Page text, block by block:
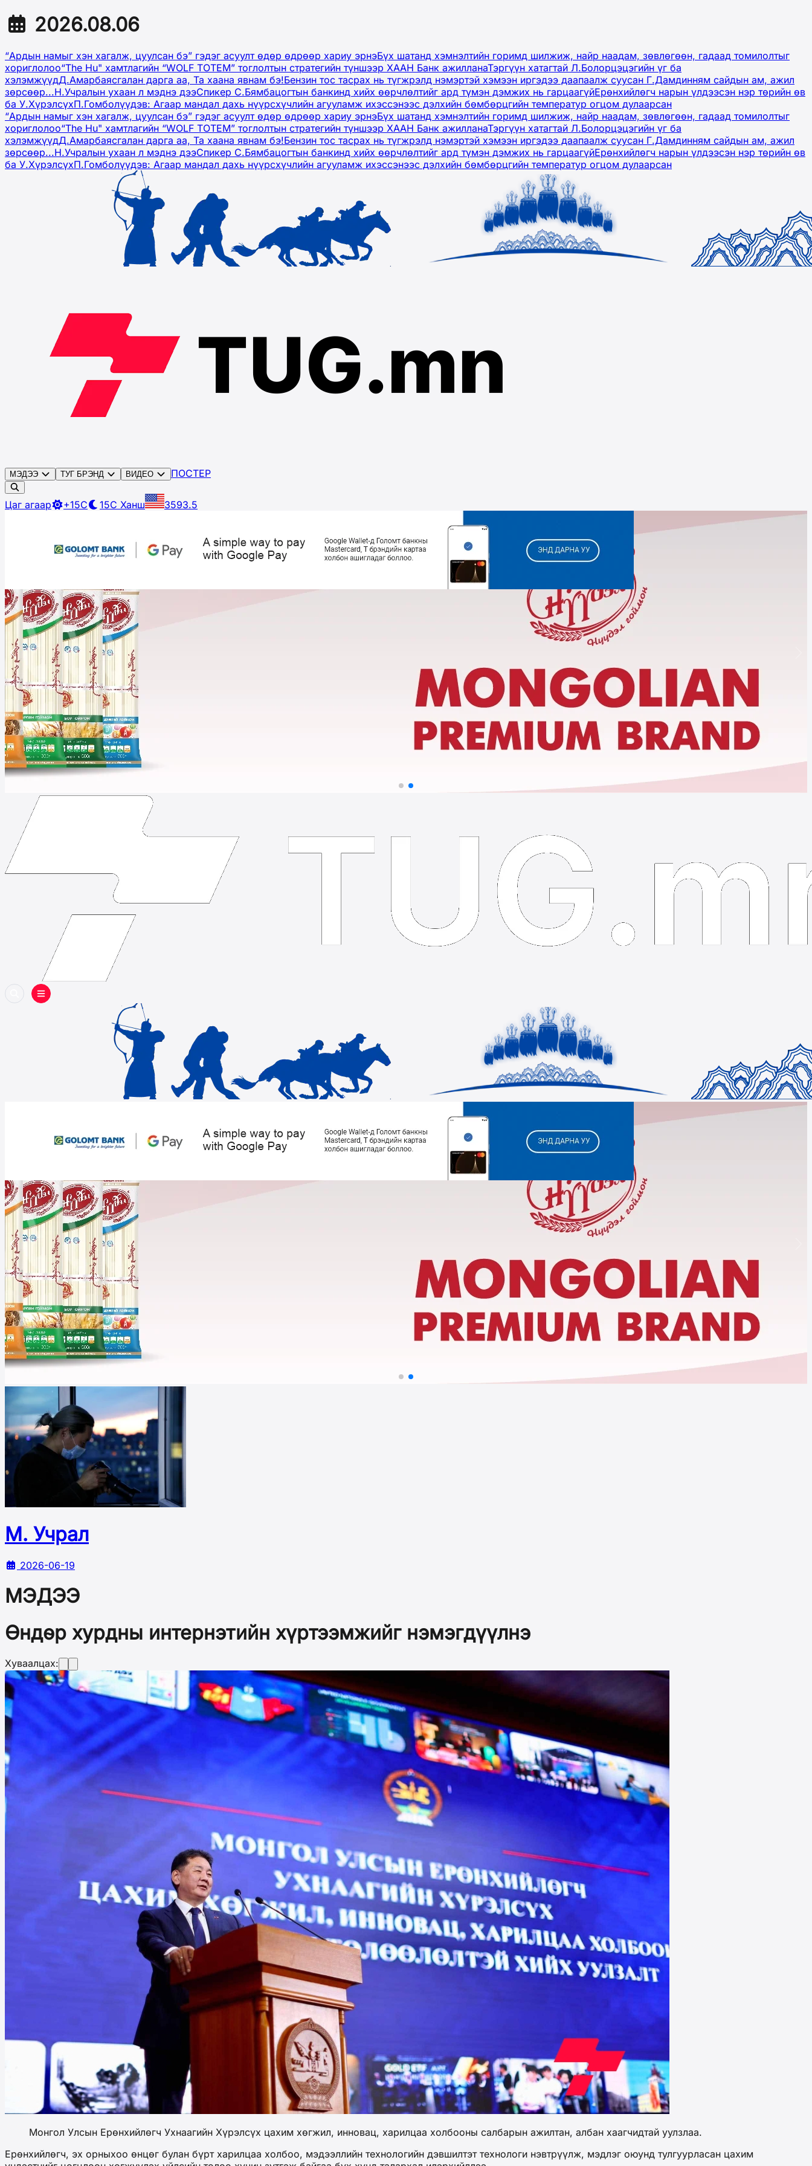
2026.08.06
“Ардын намыг хэн хагалж, цуулсан бэ” гэдэг асуулт өдөр өдрөөр хариу эрнэБүх шатанд хэмнэлтийн горимд шилжиж, найр наадам, зөвлөгөөн, гадаад томилолтыг
хориглолоо“The Hu" хамтлагийн “WOLF TOTEM” тоглолтын стратегийн түншээр ХААН Банк ажилланаТэргүүн хатагтай Л.Болорцэцэгийн үг ба
хэлэмжүүдД.Амарбаясгалан дарга аа, Та хаана явнам бэ!Бензин тос тасрах нь түгжрэлд нэмэртэй хэмээн иргэдээ даапаалж суусан Г.Дамдинням сайдын ам, ажил
зөрсөөр...Н.Учралын ухаан л мэднэ дээСпикер С.Бямбацогтын банкинд хийх өөрчлөлтийг ард түмэн дэмжих нь гарцаагүйЕрөнхийлөгч нарын үлдээсэн нэр төрийн өв
ба У.ХүрэлсүхП.Гомболүүдэв: Агаар мандал дахь нүүрсхүчлийн агууламж ихэссэнээс дэлхийн бөмбөрцгийн температур огцом дулаарсан
“Ардын намыг хэн хагалж, цуулсан бэ” гэдэг асуулт өдөр өдрөөр хариу эрнэБүх шатанд хэмнэлтийн горимд шилжиж, найр наадам, зөвлөгөөн, гадаад томилолтыг
хориглолоо“The Hu" хамтлагийн “WOLF TOTEM” тоглолтын стратегийн түншээр ХААН Банк ажилланаТэргүүн хатагтай Л.Болорцэцэгийн үг ба
хэлэмжүүдД.Амарбаясгалан дарга аа, Та хаана явнам бэ!Бензин тос тасрах нь түгжрэлд нэмэртэй хэмээн иргэдээ даапаалж суусан Г.Дамдинням сайдын ам, ажил
зөрсөөр...Н.Учралын ухаан л мэднэ дээСпикер С.Бямбацогтын банкинд хийх өөрчлөлтийг ард түмэн дэмжих нь гарцаагүйЕрөнхийлөгч нарын үлдээсэн нэр төрийн өв
ба У.ХүрэлсүхП.Гомболүүдэв: Агаар мандал дахь нүүрсхүчлийн агууламж ихэссэнээс дэлхийн бөмбөрцгийн температур огцом дулаарсан
МЭДЭЭ ТУГ БРЭНД ВИДЕО ПОСТЕР
Цаг агаар +15C 15C Ханш 3593.5
М. Учрал
2026-06-19
МЭДЭЭ
Өндөр хурдны интернэтийн хүртээмжийг нэмэгдүүлнэ
Хуваалцах:
Монгол Улсын Ерөнхийлөгч Ухнаагийн Хүрэлсүх цахим хөгжил, инновац, харилцаа холбооны салбарын ажилтан, албан хаагчидтай уулзлаа.
Ерөнхийлөгч, эх орныхоо өнцөг булан бүрт харилцаа холбоо, мэдээллийн технологийн дэвшилтэт технологи нэвтрүүлж, мэдлэг оюунд тулгуурласан цахим